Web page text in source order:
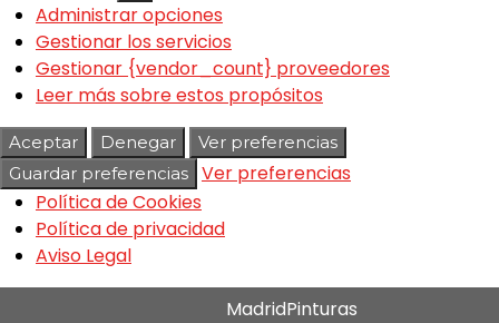
Administrar opciones
Gestionar los servicios
Gestionar {vendor_count} proveedores
Leer más sobre estos propósitos
Aceptar Denegar
Ver preferencias
Guardar preferencias
Ver preferencias
Política de Cookies
Política de privacidad
Aviso Legal
MadridPinturas